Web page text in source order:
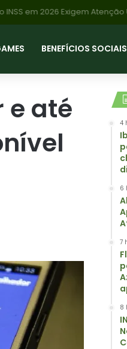
BENEFÍCIOS SOCIAIS
e até
4
6
7
8